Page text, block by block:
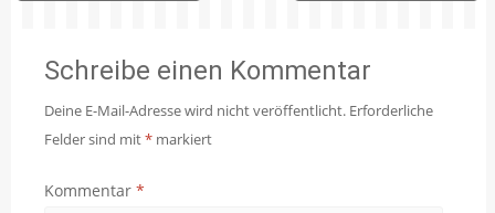
Schreibe einen Kommentar
Deine E-Mail-Adresse wird nicht veröffentlicht. Erforderliche
Felder sind mit* markiert
Kommentar *